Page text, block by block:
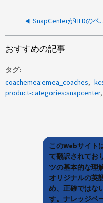
SnapCenterがHLDの
おすすめの記事
タグ
coachemea:emea_coaches
product-categories:snapcenter
このWebサイト
て翻訳されてお
ツの基本的な理
オリジナルの英
め、正確ではな
す。ナレッジベ